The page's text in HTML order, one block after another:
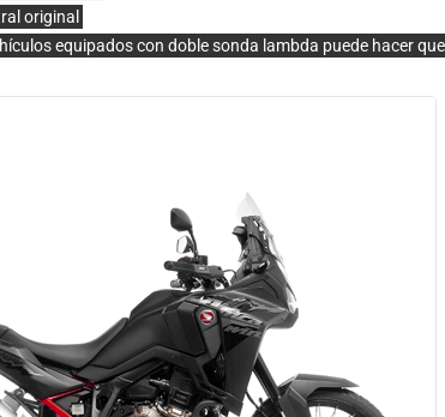
original
equipados con doble sonda lambda puede hacer